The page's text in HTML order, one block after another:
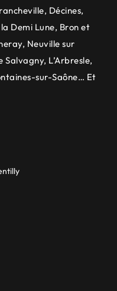
, Décines,
la Demi Lune, Bron et
, Neuville sur
Salvagny, L’Arbresle,
sur-Saône… Et